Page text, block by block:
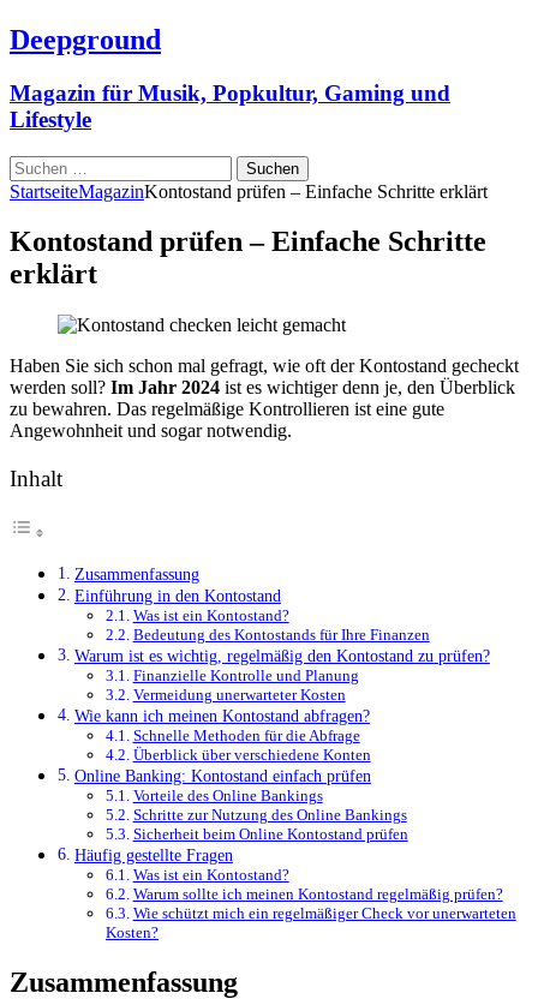
Deepground
Magazin für Musik, Popkultur, Gaming und
Lifestyle
Suchen
nach:
StartseiteMagazinKontostand prüfen – Einfache Schritte erklärt
Kontostand prüfen – Einfache Schritte
erklärt
Haben Sie sich schon mal gefragt, wie oft der Kontostand gecheckt
werden soll? Im Jahr 2024 ist es wichtiger denn je, den Überblick
zu bewahren. Das regelmäßige Kontrollieren ist eine gute
Angewohnheit und sogar notwendig.
Inhalt
Zusammenfassung
Einführung in den Kontostand
Was ist ein Kontostand?
Bedeutung des Kontostands für Ihre Finanzen
Warum ist es wichtig, regelmäßig den Kontostand zu prüfen?
Finanzielle Kontrolle und Planung
Vermeidung unerwarteter Kosten
Wie kann ich meinen Kontostand abfragen?
Schnelle Methoden für die Abfrage
Überblick über verschiedene Konten
Online Banking: Kontostand einfach prüfen
Vorteile des Online Bankings
Schritte zur Nutzung des Online Bankings
Sicherheit beim Online Kontostand prüfen
Häufig gestellte Fragen
Was ist ein Kontostand?
Warum sollte ich meinen Kontostand regelmäßig prüfen?
Wie schützt mich ein regelmäßiger Check vor unerwarteten
Kosten?
Zusammenfassung